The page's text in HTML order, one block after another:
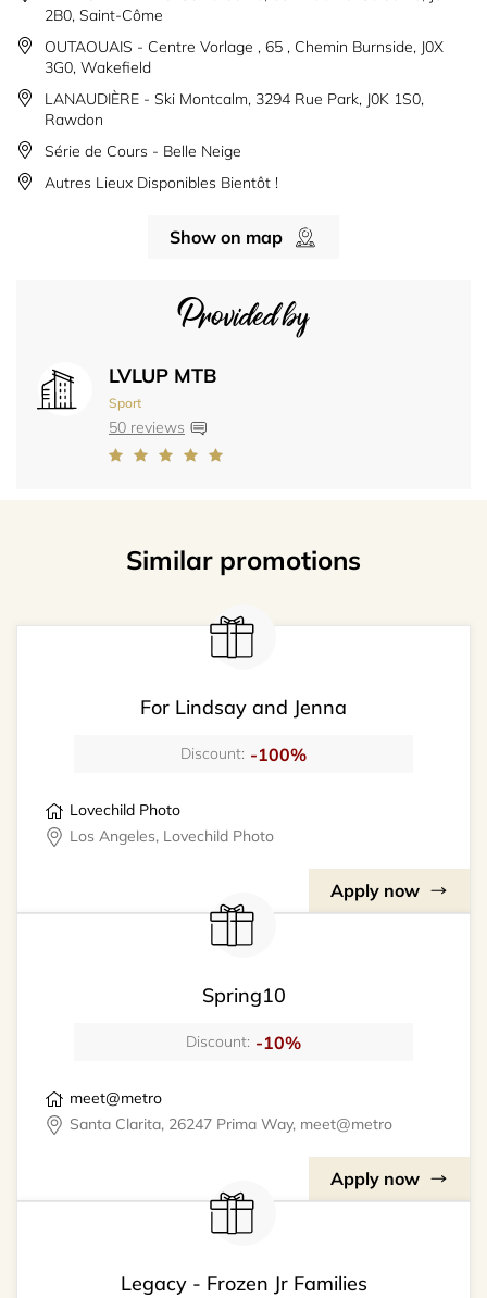
Provided by
LVLUP MTB
Sport
50 reviews
2B0, Saint-Côme
OUTAOUAIS - Centre Vorlage , 65 , Chemin Burnside, J0X
3G0, Wakefield
LANAUDIÈRE - Ski Montcalm, 3294 Rue Park, J0K 1S0,
Rawdon
Série de Cours - Belle Neige
Autres Lieux Disponibles Bientôt !
Show on map
Similar promotions
For Lindsay and Jenna
Discount: -100%
Lovechild Photo
Los Angeles, Lovechild Photo
Apply now
Spring10
Discount: -10%
meet@metro
Santa Clarita, 26247 Prima Way, meet@metro
Apply now
Legacy - Frozen Jr Families